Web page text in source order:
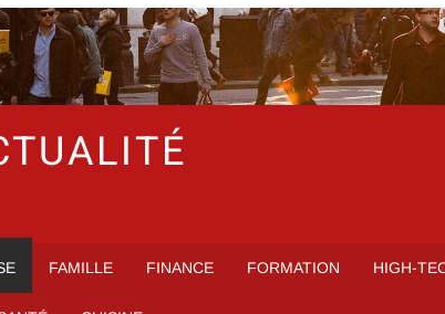
FAMILLE FINANCE FORMATION HIGH-